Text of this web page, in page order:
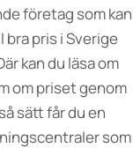
företag som kan
pris i Sverige
kan du läsa om
om priset genom
sätt får du en
som